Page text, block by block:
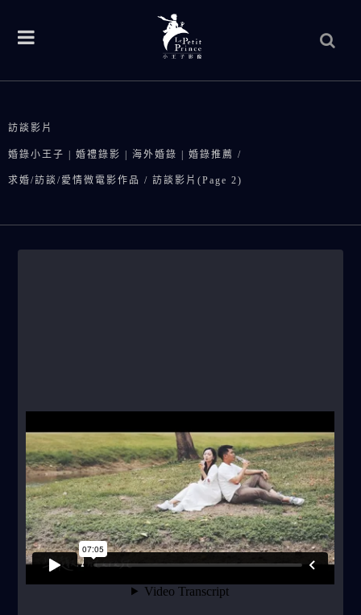
訪談影片
婚錄小王子 | 婚禮錄影 | 海外婚錄 | 婚錄推薦 /
求婚/訪談/愛情微電影作品 / 訪談影片 (Page 2)